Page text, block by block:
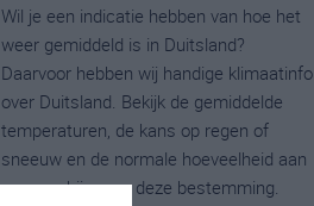
Wil je een indicatie hebben van hoe het
weer gemiddeld is in Duitsland?
Daarvoor hebben wij handige klimaatinfo
over Duitsland. Bekijk de gemiddelde
temperaturen, de kans op regen of
sneeuw en de normale hoeveelheid aan
zonneschijn voor deze bestemming.